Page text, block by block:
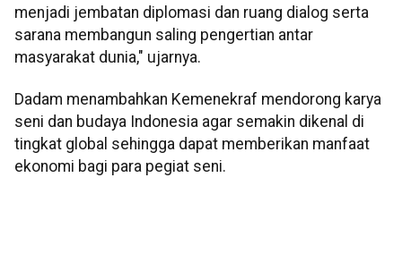
menjadi jembatan diplomasi dan ruang dialog serta
sarana membangun saling pengertian antar
masyarakat dunia," ujarnya.
Dadam menambahkan Kemenekraf mendorong karya
seni dan budaya Indonesia agar semakin dikenal di
tingkat global sehingga dapat memberikan manfaat
ekonomi bagi para pegiat seni.